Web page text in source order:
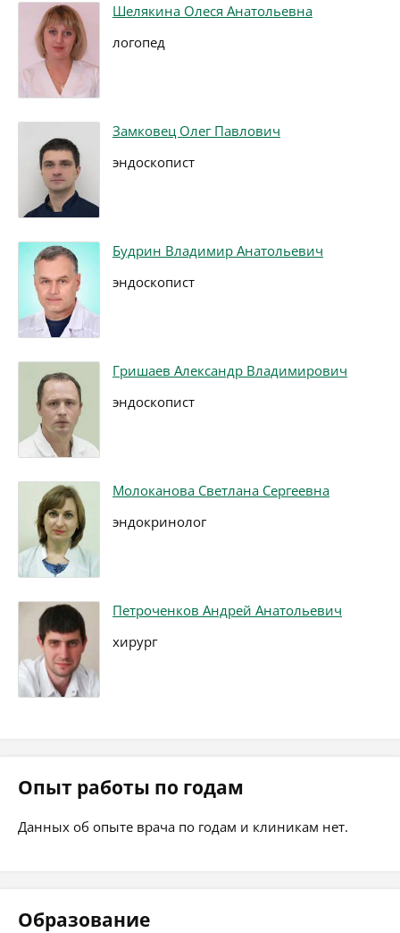
Шелякина Олеся Анатольевна
логопед
Замковец Олег Павлович
эндоскопист
Будрин Владимир Анатольевич
эндоскопист
Гришаев Александр Владимирович
эндоскопист
Молоканова Светлана Сергеевна
эндокринолог
Петроченков Андрей Анатольевич
хирург
Опыт работы по годам
Данных об опыте врача по годам и клиникам нет.
Образование